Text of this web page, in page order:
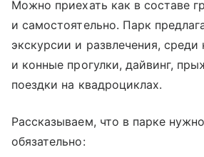
Можно приехать как в составе
и самостоятельно. Парк
экскурсии и развлечения,
и конные прогулки, дайвинг,
поездки на квадроциклах.
Рассказываем, что в парке
обязательно: